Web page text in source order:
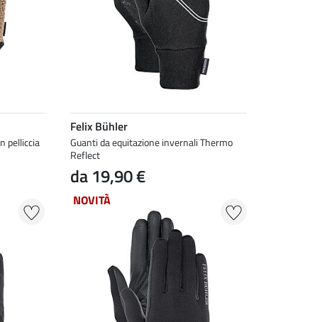
pelliccia
Felix Bühler
Guanti da equitazione invernali Thermo
Reflect
da 19,90 €
NOVITÀ